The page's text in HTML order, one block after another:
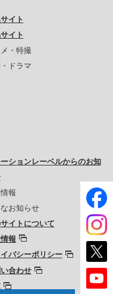
イト
イト
・特撮
ドラマ
ションレーベルからのお知
報
お知らせ
イトについて
報
バシーポリシー
合わせ